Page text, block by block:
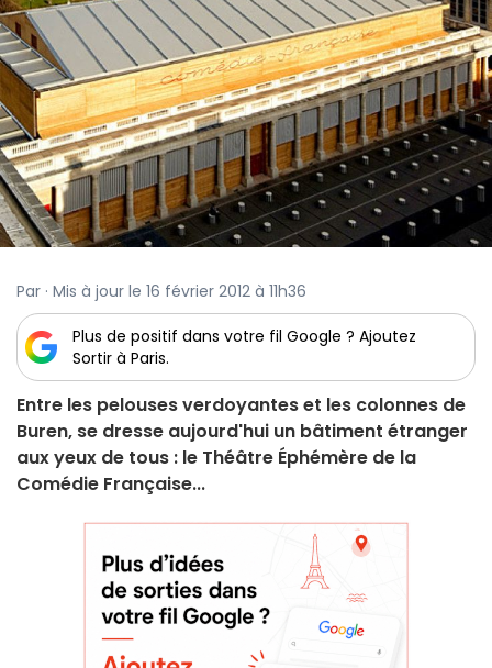
Par · Mis à jour le 16 février 2012 à 11h36
Plus de positif dans votre fil Google ? Ajoutez
Sortir à Paris.
Entre les pelouses verdoyantes et les colonnes de
Buren, se dresse aujourd'hui un bâtiment étranger
aux yeux de tous : le Théâtre Éphémère de la
Comédie Française...